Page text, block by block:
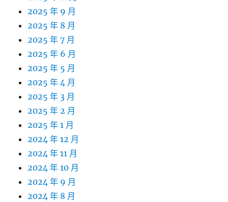
2025 年 9 月
2025 年 8 月
2025 年 7 月
2025 年 6 月
2025 年 5 月
2025 年 4 月
2025 年 3 月
2025 年 2 月
2025 年 1 月
2024 年 12 月
2024 年 11 月
2024 年 10 月
2024 年 9 月
2024 年 8 月